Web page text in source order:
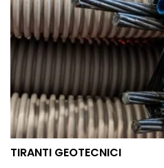
TIRANTI GEOTECNICI